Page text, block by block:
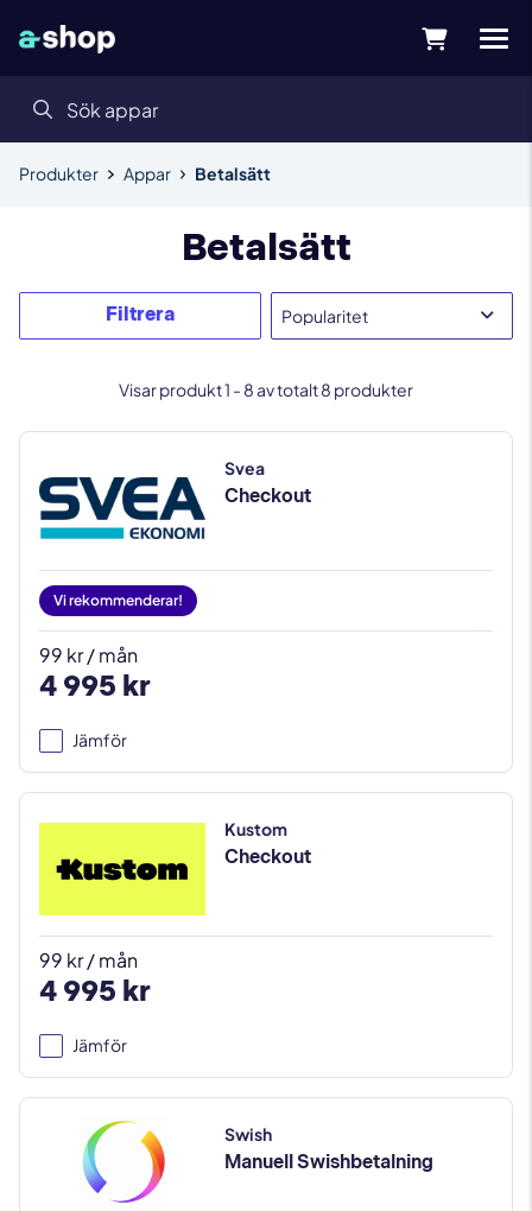
Produkter Appar Betalsätt
Betalsätt
Filtrera
Visar produkt 1 - 8 av totalt 8 produkter
Svea
Checkout
Vi rekommenderar!
99 kr / mån
4 995 kr
Jämför
Kustom
Checkout
99 kr / mån
4 995 kr
Jämför
Swish
Manuell Swishbetalning